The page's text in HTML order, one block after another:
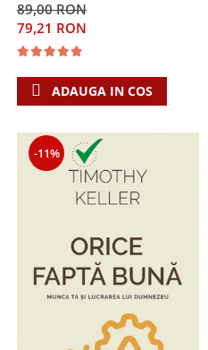
89,00 RON
79,21 RON
ADAUGA IN COS
-11%